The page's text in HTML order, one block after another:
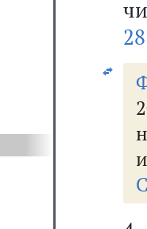
28